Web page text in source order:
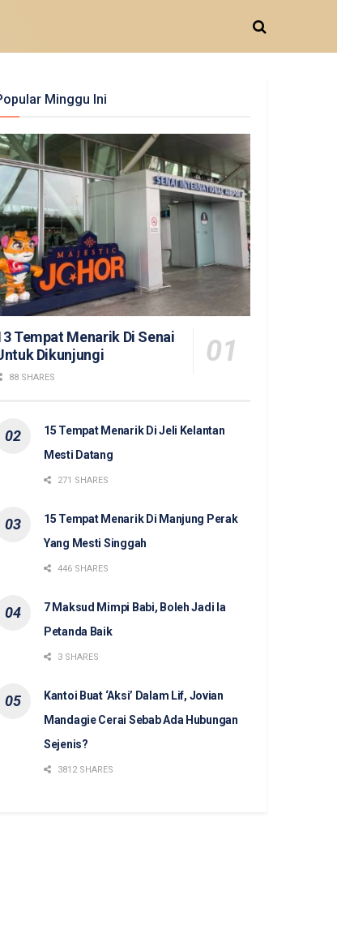
Minggu Ini
Tempat Menarik Di Senai
Dikunjungi
88 SHARES
15 Tempat Menarik Di Jeli Kelantan
Mesti Datang
271 SHARES
15 Tempat Menarik Di Manjung Perak
Yang Mesti Singgah
446 SHARES
7 Maksud Mimpi Babi, Boleh Jadi Ia
Petanda Baik
3 SHARES
Kantoi Buat ‘Aksi’ Dalam Lif, Jovian
Mandagie Cerai Sebab Ada Hubungan
Sejenis?
3812 SHARES